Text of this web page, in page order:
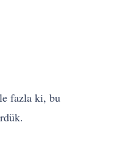
fazla ki, bu